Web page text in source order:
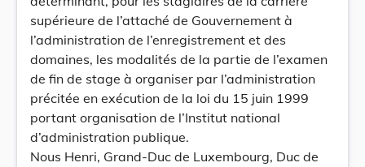
supérieure de l’attaché de Gouvernement à
l’administration de l’enregistrement et des
domaines, les modalités de la partie de l’examen
de fin de stage à organiser par l’administration
précitée en exécution de la loi du 15 juin 1999
portant organisation de l’Institut national
d’administration publique.
Nous Henri, Grand-Duc de Luxembourg, Duc de